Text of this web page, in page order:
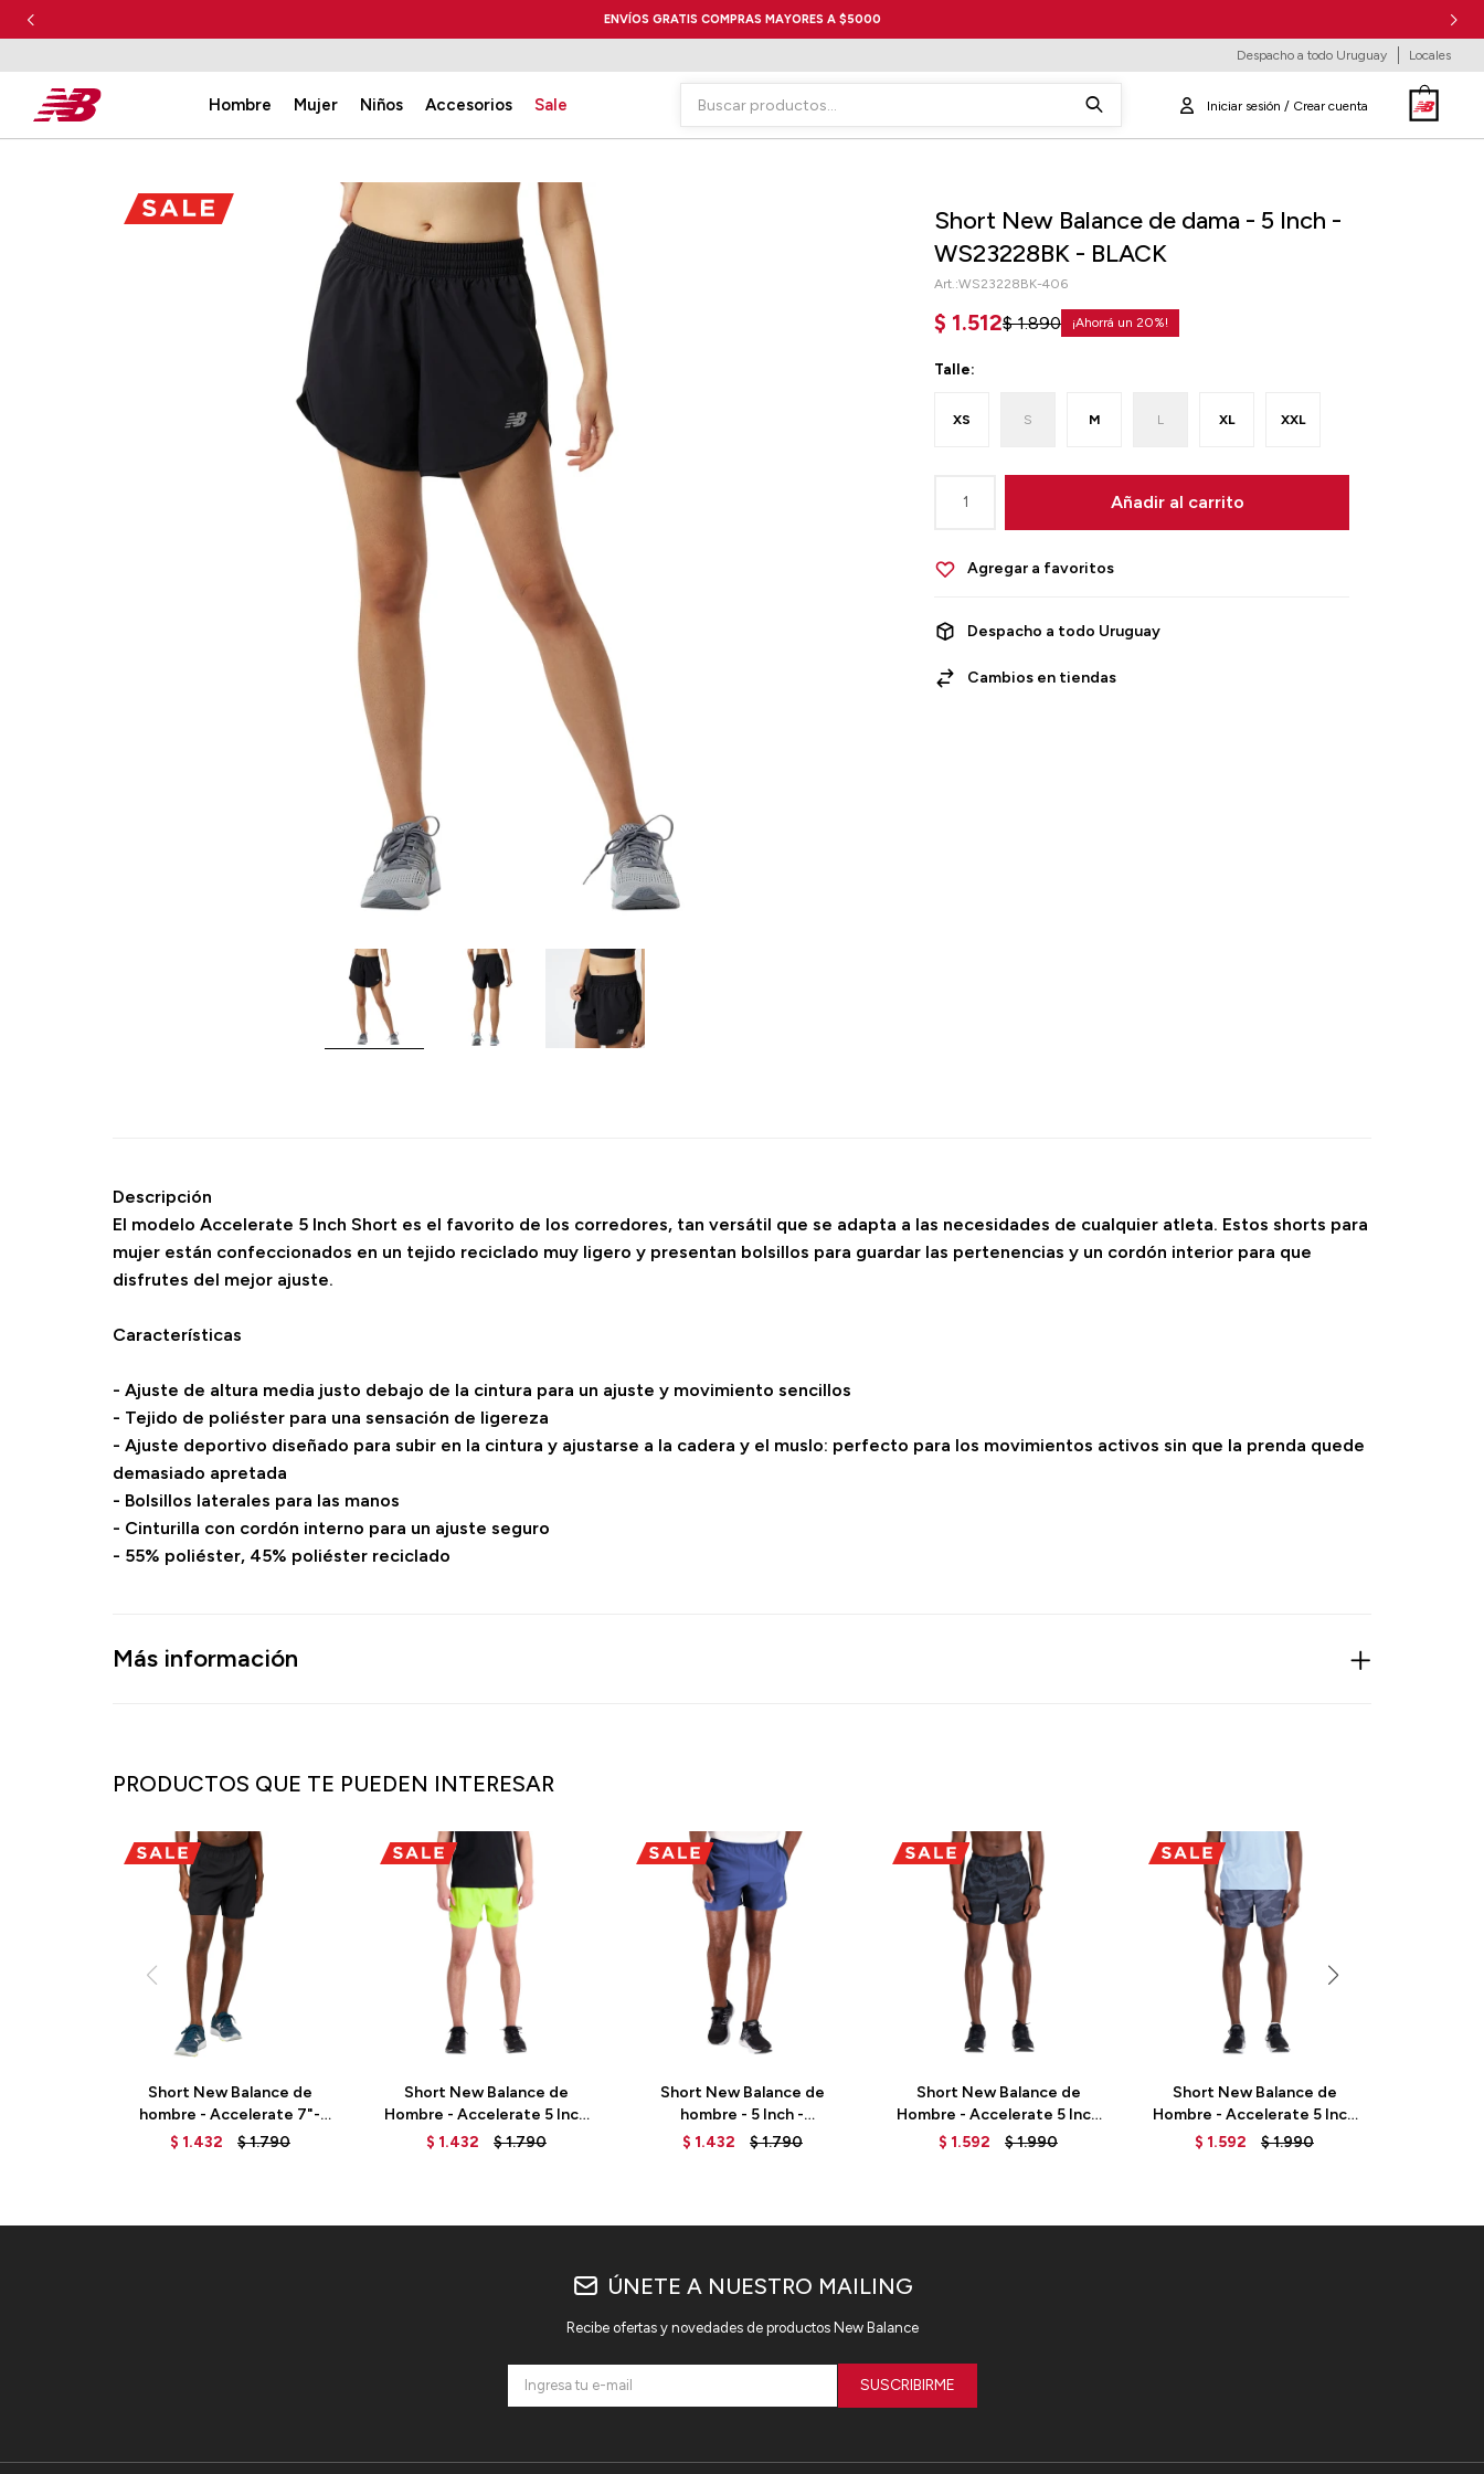
ENVÍOS GRATIS COMPRAS MAYORES A $5000
Hombre Mujer Niños Accesorios Sale
Despacho a todo Uruguay Locales
Short New Balance de dama - 5 Inch -
WS23228BK - BLACK
WS23228BK-406
$ 1.512$ 1.890 20
Talle:
XS S M L XL XXL
1 Añadir al carrito
Despacho a todo Uruguay
Cambios en tiendas
Descripción
El modelo Accelerate 5 Inch Short es el favorito de los corredores, tan versátil que se adapta a las necesidades de cualquier atleta. Estos shorts para
mujer están confeccionados en un tejido reciclado muy ligero y presentan bolsillos para guardar las pertenencias y un cordón interior para que
disfrutes del mejor ajuste.
Características
- Ajuste de altura media justo debajo de la cintura para un ajuste y movimiento sencillos
- Tejido de poliéster para una sensación de ligereza
- Ajuste deportivo diseñado para subir en la cintura y ajustarse a la cadera y el muslo: perfecto para los movimientos activos sin que la prenda quede
demasiado apretada
- Bolsillos laterales para las manos
- Cinturilla con cordón interno para un ajuste seguro
- 55% poliéster, 45% poliéster reciclado
Más información
PRODUCTOS QUE TE PUEDEN INTERESAR
Short New Balance de
hombre - Accelerate 7"-
MS23230BK - BLACK
$ 1.432 $1.790
Short New Balance de
Hombre - Accelerate 5 Inch
- MS23228THW - GREEN
$ 1.432 $1.790
Short New Balance de
hombre - 5 Inch -
MS23228MIB - BLUE
$ 1.432 $1.790
Short New Balance de
Hombre - Accelerate 5 Inch
- MS23229BM -
$ 1.592 $1.990
Short New Balance de
Hombre - Accelerate 5 Inch
- MS23229GR - GREY
$ 1.592 $1.990
ÚNETE A NUESTRO MAILING
Recibe ofertas y novedades de productos New Balance
SUSCRIBIRME